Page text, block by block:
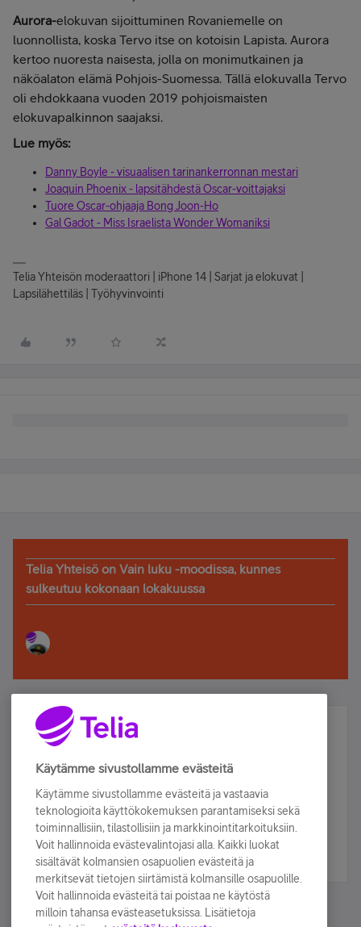
Aurora-elokuvan sijoittuminen Rovaniemelle on
luonnollista, koska Tervo itse on kotoisin Lapista. Aurora
kertoo nuoresta naisesta, jolla on monimutkainen ja
näköalaton elämä Pohjois-Suomessa. Tällä elokuvalla Tervo
oli ehdokkaana vuoden 2019 pohjoismaisten
elokuvapalkinnon saajaksi.
Lue myös:
Danny Boyle - visuaalisen tarinankerronnan mestari
Joaquin Phoenix - lapsitähdestä Oscar-voittajaksi
Tuore Oscar-ohjaaja Bong Joon-Ho
Gal Gadot - Miss Israelista Wonder Womaniksi
Telia Yhteisön moderaattori | iPhone 14 | Sarjat ja elokuvat |
Lapsilähettiläs | Työhyvinvointi
Telia Yhteisö on Vain luku -moodissa, kunnes
sulkeutuu kokonaan lokakuussa
Älä jää paitsi – osallistu ja voita!
Tilaa Telian uutiskirje ja olet mukana arvonnassa.
sähköpostiisi.
Tilaa nyt
Käytämme sivustollamme evästeitä
Käytämme sivustollamme evästeitä ja vastaavia
teknologioita käyttökokemuksen parantamiseksi sekä
toiminnallisiin, tilastollisiin ja markkinointitarkoituksiin.
Voit hallinnoida evästevalintojasi alla. Kaikki luokat
sisältävät kolmansien osapuolien evästeitä ja
merkitsevät tietojen siirtämistä kolmansille osapuolille.
Voit hallinnoida evästeitä tai poistaa ne käytöstä
milloin tahansa evästeasetuksissa. Lisätietoja